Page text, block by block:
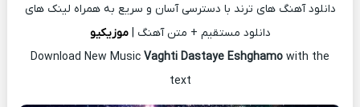
دانلود آهنگ های ترند با دسترسی آسان و سریع به همراه لینک های
دانلود مستقیم + متن آهنگ | موزیکیو
Download New Music Vaghti Dastaye Eshghamo with the
text